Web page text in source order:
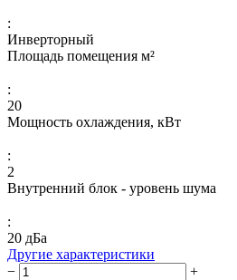
:
Инверторный
Площадь помещения м²
:
20
Мощность охлаждения, кВт
:
2
Внутренний блок - уровень шума
:
20 дБа
Другие характеристики
−
+